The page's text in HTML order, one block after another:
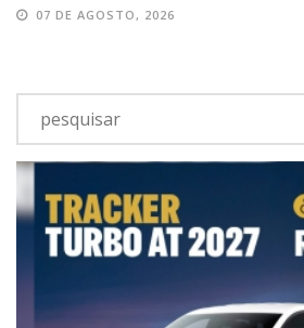
07 DE AGOSTO, 2026